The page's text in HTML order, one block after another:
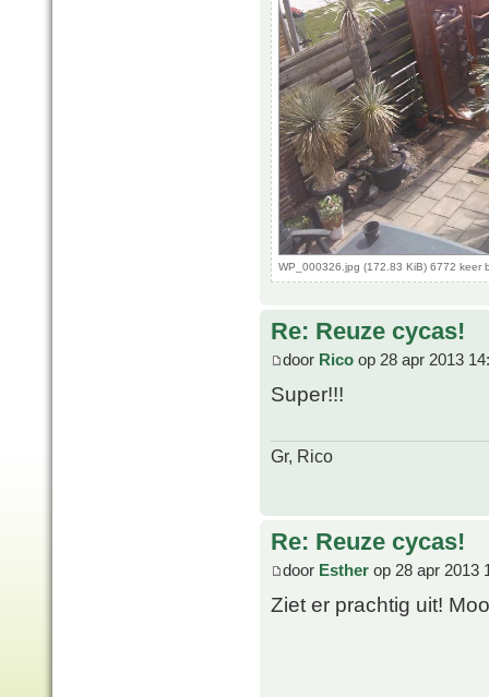
WP_000326.jpg (172.83 KiB) 6772 keer
Re: Reuze cycas!
door Rico op 28 apr 2013
Super!!!
Gr, Rico
Re: Reuze cycas!
door Esther op 28 apr 2013
Ziet er prachtig uit!